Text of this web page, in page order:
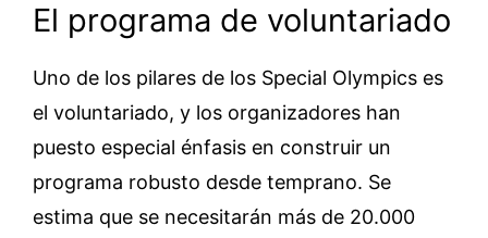
El programa de voluntariado
Uno de los pilares de los Special Olympics es
el voluntariado, y los organizadores han
puesto especial énfasis en construir un
programa robusto desde temprano. Se
estima que se necesitarán más de 20.000